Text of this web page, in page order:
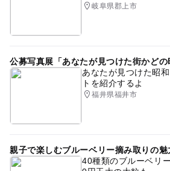
岐阜県郡上市
公募写真展「あなたが見つけた街かどの
あなたが見つけた昭
トを紹介するよ
福井県福井市
親子で楽しむブルーベリー摘み取りの魅
40種類のブルーベリ